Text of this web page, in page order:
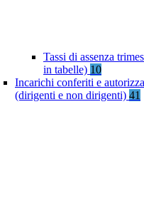
Tassi di assenza
in tabelle) 10
Incarichi conferiti e
(dirigenti e non dirigenti) 41